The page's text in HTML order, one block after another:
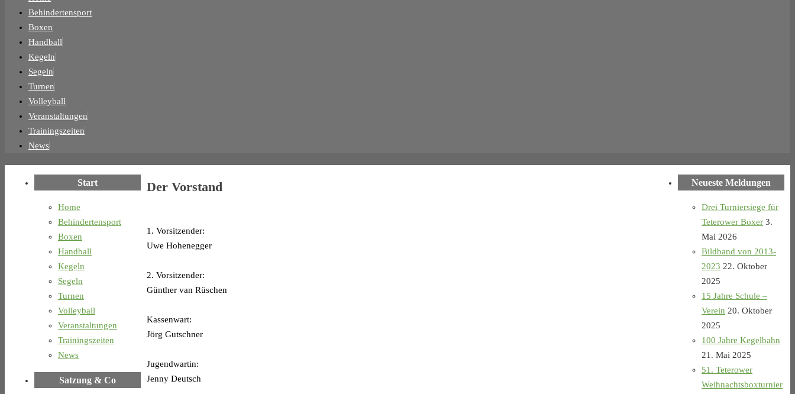
Inhalt
springen
Behindertensport
Boxen
Handball
Kegeln
Segeln
Turnen
Volleyball
Veranstaltungen
Trainingszeiten
News
Der Vorstand
1. Vorsitzender:
Uwe Hohenegger
2. Vorsitzender:
Günther van Rüschen
Kassenwart:
Jörg Gutschner
Jugendwartin:
Jenny Deutsch
Start
Home
Behindertensport
Boxen
Handball
Kegeln
Segeln
Turnen
Volleyball
Veranstaltungen
Trainingszeiten
News
Satzung & Co
Neueste Meldungen
Drei Turniersiege für
Teterower Boxer 3.
Mai 2026
Bildband von 2013-
2023 22. Oktober
2025
15 Jahre Schule –
Verein 20. Oktober
2025
100 Jahre Kegelbahn
21. Mai 2025
51. Teterower
Weihnachtsboxturnier